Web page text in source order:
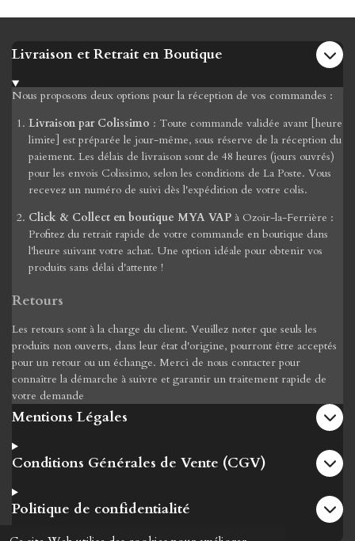
Livraison et Retrait en Boutique
Nous proposons deux options pour la réception de vos commandes :
Livraison par Colissimo : Toute commande validée avant [heure
limite] est préparée le jour-même, sous réserve de la réception du
paiement. Les délais de livraison sont de 48 heures (jours ouvrés)
pour les envois Colissimo, selon les conditions de La Poste. Vous
recevez un numéro de suivi dès l'expédition de votre colis.
Click & Collect en boutique MYA VAP à Ozoir-la-Ferrière :
Profitez du retrait rapide de votre commande en boutique dans
l'heure suivant votre achat. Une option idéale pour obtenir vos
produits sans délai d'attente !
Retours
Les retours sont à la charge du client. Veuillez noter que seuls les
produits non ouverts, dans leur état d'origine, pourront être acceptés
pour un retour ou un échange. Merci de nous contacter pour
connaître la démarche à suivre et garantir un traitement rapide de
votre demande
Mentions Légales
Conditions Générales de Vente (CGV)
Politique de confidentialité